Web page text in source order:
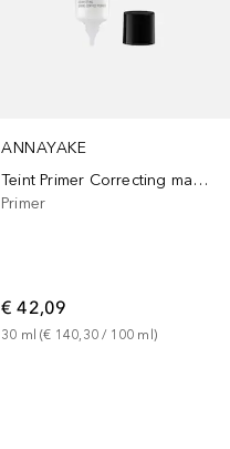
ANNAYAKE
Teint Primer Correcting matifying primer
Primer
€ 42,09
30 ml (€ 140,30 / 100 ml)